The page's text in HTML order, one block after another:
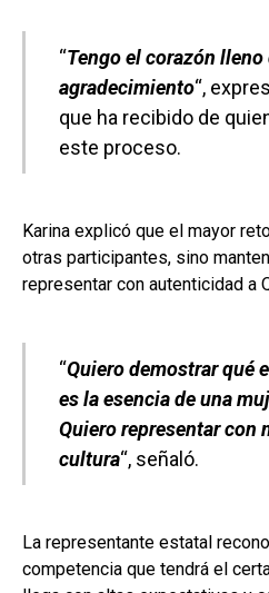
“Tengo el corazón
agradecimiento“,
que ha recibido de
este proceso.
Karina explicó que el mayor
otras participantes, sino
representar con autenticidad a
“Quiero demostrar qué
es la esencia de una
Quiero representar con
cultura“, señaló.
La representante estatal
competencia que tendrá el